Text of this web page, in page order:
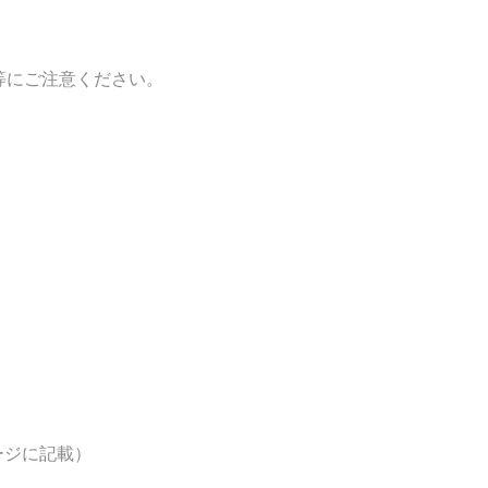
ご注意ください。
に記載）